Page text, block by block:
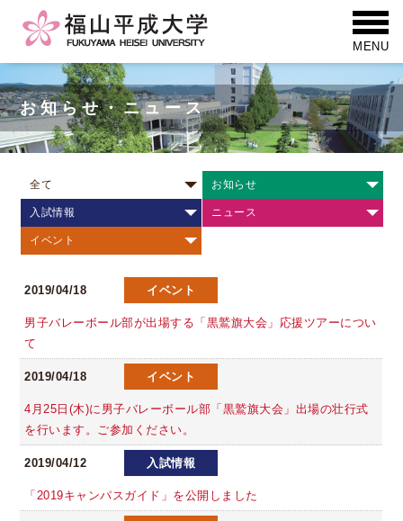
お知らせ・ニュース
全て お知らせ
入試情報 ニュース
イベント
2019/04/18 イベント
男子バレーボール部が出場する「黒鷲旗大会」応援ツアーについ
て
2019/04/18 イベント
4月25日(木)に男子バレーボール部「黒鷲旗大会」出場の壮行式
を行います。ご参加ください。
2019/04/12 入試情報
「2019キャンパスガイド」を公開しました